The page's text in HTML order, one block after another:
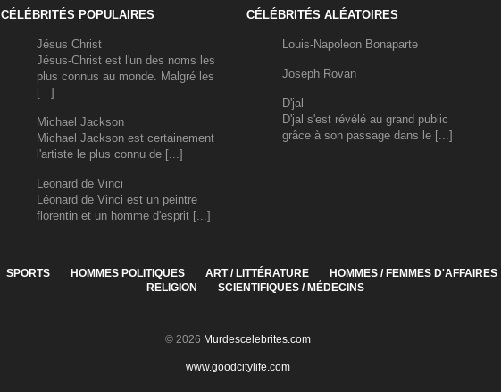
CÉLÉBRITÉS POPULAIRES
Jésus Christ
Jésus-Christ est l'un des noms les
plus connus au monde. Malgré les
[...]
Michael Jackson
Michael Jackson est certainement
l'artiste le plus connu de [...]
Leonard de Vinci
Léonard de Vinci est un peintre
florentin et un homme d'esprit [...]
CÉLÉBRITÉS ALÉATOIRES
Louis-Napoleon Bonaparte
Joseph Rovan
D'jal
D'jal s'est révélé au grand public
grâce à son passage dans le [...]
SPORTS HOMMES POLITIQUES ART / LITTÉRATURE HOMMES / FEMMES D'AFFAIRES
RELIGION
SCIENTIFIQUES / MÉDECINS
© 2026 Murdescelebrites.com
www.goodcitylife.com